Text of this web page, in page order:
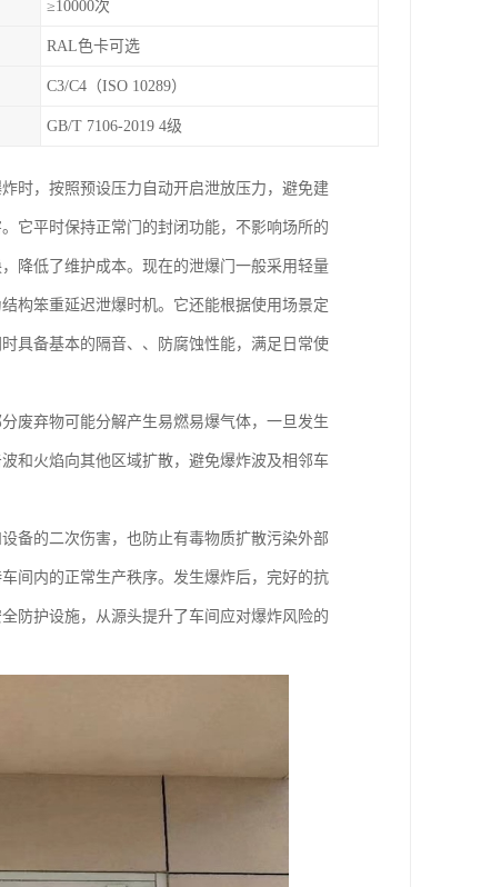
≥10000次
RAL色卡可选
C3/C4（ISO 10289）
GB/T 7106-2019 4级
时，按照预设压力自动开启泄放压力，避免建
它平时保持正常门的封闭功能，不影响场所的
降低了维护成本。现在的泄爆门一般采用轻量
构笨重延迟泄爆时机。它还能根据使用场景定
具备基本的隔音、、防腐蚀性能，满足日常使
废弃物可能分解产生易燃易爆气体，一旦发生
和火焰向其他区域扩散，避免爆炸波及相邻车
备的二次伤害，也防止有毒物质扩散污染外部
间内的正常生产秩序。发生爆炸后，完好的抗
防护设施，从源头提升了车间应对爆炸风险的